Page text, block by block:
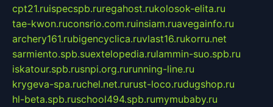
cpt21.ruispecspb.ruregahost.rukolosok-elita.ru
tae-kwon.ruconsrio.com.ruinsiam.ruavegainfo.ru
archery161.rubigencyclica.ruvlast16.rukorru.net
sarmiento.spb.suextelopedia.rulammin-suo.spb.ru
iskatour.spb.rusnpi.org.rurunning-line.ru
krygeva-spa.ruchel.net.rurust-loco.rudugshop.ru
hl-beta.spb.ruschool494.spb.rumymubaby.ru